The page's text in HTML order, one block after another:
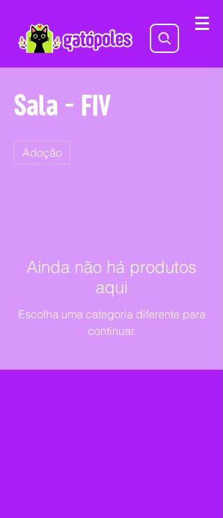
Sala - FIV
Adoção
Ainda não há produtos
aqui
Escolha uma categoria diferente para
continuar.